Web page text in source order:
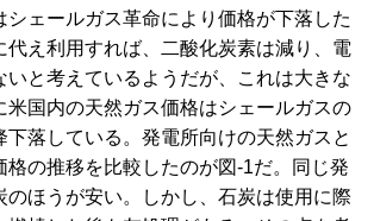
ェールガス革命により価格が下落した
代え利用すれば、二酸化炭素は減り、電
いと考えているようだが、これは大きな
米国内の天然ガス価格はシェールガスの
下落している。発電所向けの天然ガスと
格の推移を比較したのが図‐1だ。同じ発
のほうが安い。しかし、石炭は使用に際